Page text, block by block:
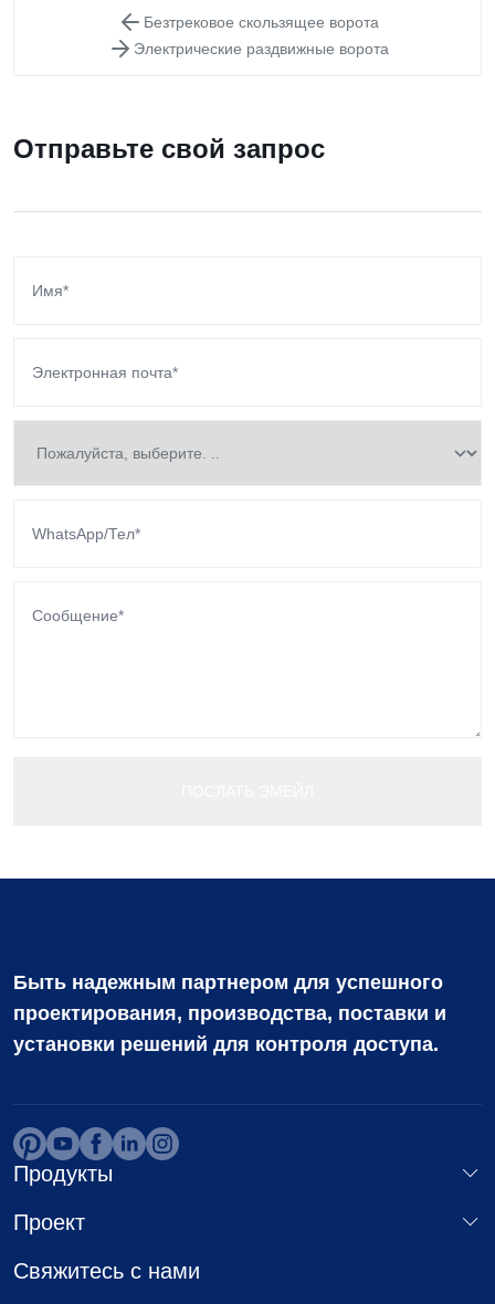
Безтрековое скользящее ворота
Электрические раздвижные ворота
Отправьте свой запрос
Быть надежным партнером для успешного
проектирования, производства, поставки и
установки решений для контроля доступа.
Продукты
Проект
Свяжитесь с нами